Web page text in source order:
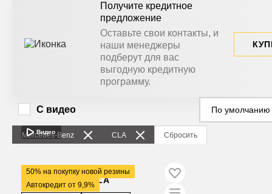
Получите кредитное
предложение
Оставьте свои контакты, и
наши менеджеры
подберут для вас
выгодную кредитную
программу.
Mercedes‑Benz CLA Сбросить
С видео По умолчанию
50% на покупку новой резины
Автокредит от 9,9%
Видео
2016·68 700 км
Mercedes‑Benz CLA